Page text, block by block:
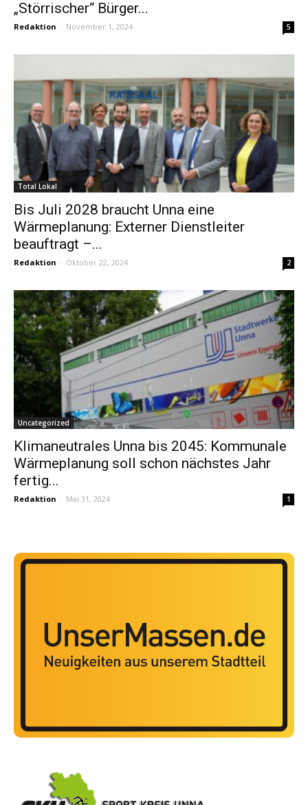
„Störrischer“ Bürger...
Redaktion - November 1, 2024 5
Total Lokal
Bis Juli 2028 braucht Unna eine
Wärmeplanung: Externer Dienstleiter
beauftragt –...
Redaktion - Oktober 22, 2024 2
Uncategorized
Klimaneutrales Unna bis 2045: Kommunale
Wärmeplanung soll schon nächstes Jahr
fertig...
Redaktion - Mai 31, 2024 1